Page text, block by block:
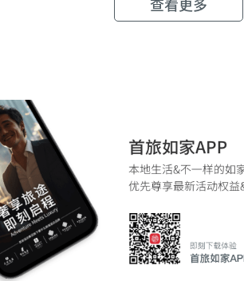
查看更多